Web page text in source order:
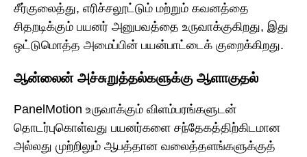
சீர்குலைத்து, எரிச்சலூட்டும் மற்றும் கவனத்தை
சிதறடிக்கும் பயனர் அனுபவத்தை உருவாக்குகிறது, இது
ஒட்டுமொத்த அமைப்பின் பயன்பாட்டைக் குறைக்கிறது.
ஆன்லைன் அச்சுறுத்தல்களுக்கு ஆளாகுதல்
PanelMotion உருவாக்கும் விளம்பரங்களுடன்
தொடர்புகொள்வது பயனர்களை சந்தேகத்திற்கிடமான
அல்லது முற்றிலும் ஆபத்தான வலைத்தளங்களுக்குத்